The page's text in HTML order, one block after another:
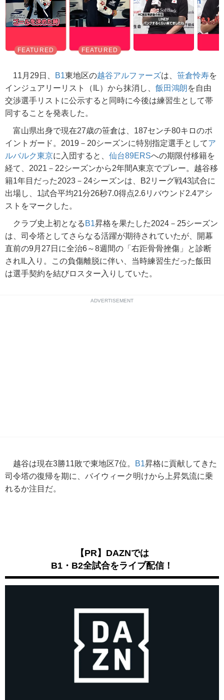
11月29日、 B1東地区の越谷アルファーズは、 笹倉怜寿を
インジュアリーリスト（IL）から抹消し、 飯田鴻朗 を自由
交渉選手リストに公示すると同時に今後は練習生として帯
同することを発表した。
富山県出身で現在27歳の笹倉は、187センチ80キロのポ
イントガード。2019－20シーズンに特別指定選手としてア
ルバルク東京に入団すると、 仙台89ERSへの期限付移籍を
経て、2021－22シーズンから2年間A東京でプレー。越谷移
籍1年目だった2023－24シーズンは、B2リーグ戦43試合に
出場し、1試合平均21分26秒7.0得点2.6リバウンド2.4アシ
ストをマークした。
クラブ史上初となる B1昇格を果たした2024－25シーズン
は、司令塔としてさらなる活躍が期待されていたが、開幕
直前の9月27日に全治6～8週間の「右距骨骨挫傷」と診断
されIL入り。この負傷離脱に伴い、当時練習生だった飯田
は選手契約を結びロスター入りしていた。
ADVERTISEMENT
越谷は現在3勝11敗で東地区7位。 B1昇格に貢献してきた
司令塔の復帰を期に、バイウィーク明けから上昇気流に乗
れるか注目だ。
【PR】DAZNでは
B1・B2全試合をライブ配信！